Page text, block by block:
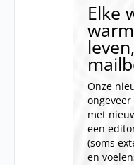
Elke
Onze
met
een
(soms
en